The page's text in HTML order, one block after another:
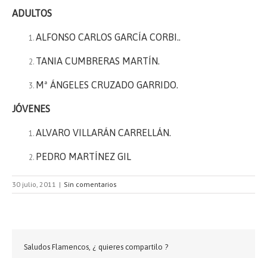
ADULTOS
ALFONSO CARLOS GARCÍA CORBI..
TANIA CUMBRERAS MARTÍN.
Mª ÁNGELES CRUZADO GARRIDO.
JÓVENES
ALVARO VILLARÁN CARRELLÁN.
PEDRO MARTÍNEZ GIL
30 julio, 2011 | Sin comentarios
Saludos Flamencos, ¿ quieres compartilo ?